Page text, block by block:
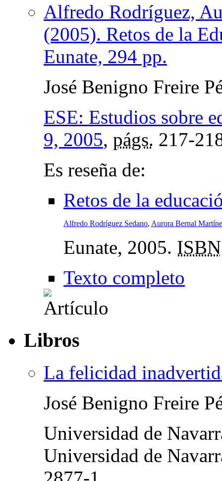
Alfredo Rodríguez,
(2005). Retos de la
Eunate, 294 pp.
José Benigno Freire
ESE: Estudios sobre
9, 2005, págs. 217-
Es reseña de:
Retos de la
Alfredo Rodríguez Sedano, Aurora Bernal
Eunate, 2005. ISBN
Texto completo
Libros
La felicidad
José Benigno Freire
Universidad de
Universidad de